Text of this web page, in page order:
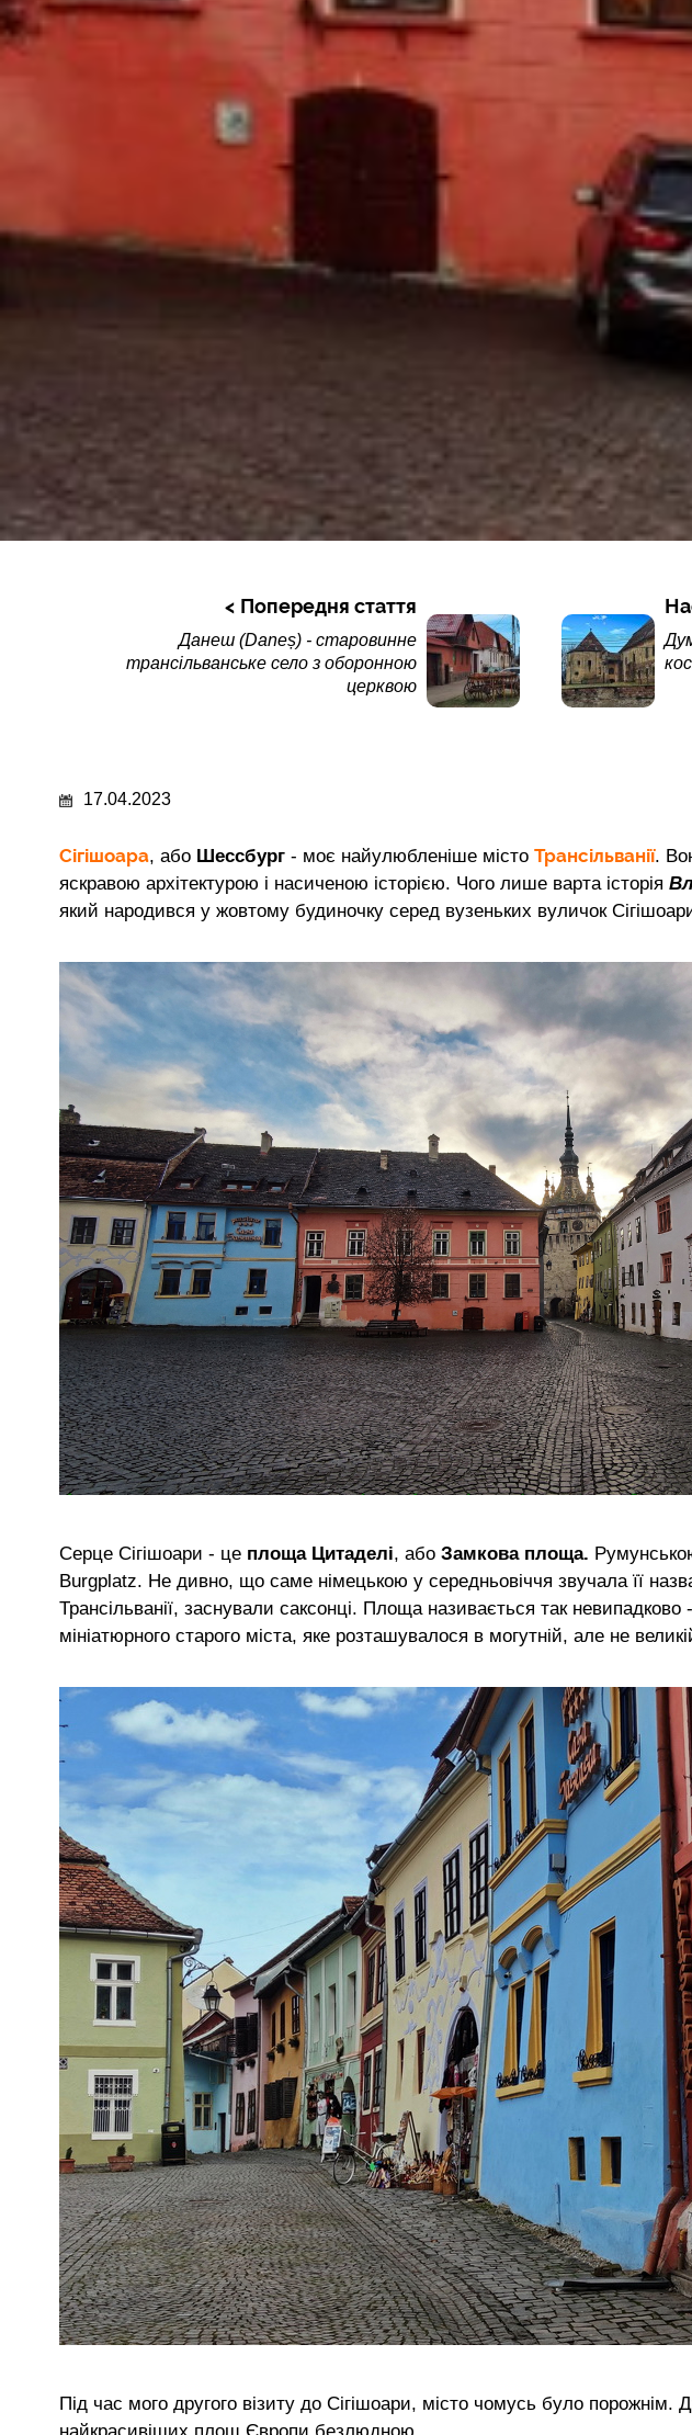
Попередня стаття
Данеш (Daneș) - старовинне
трансільванське село з оборонною
церквою
17.04.2023
Сігішоара, або Шессбург - моє найулюбленіше місто Трансільванії.
яскравою архітектурою і насиченою історією. Чого лише варта історія
який народився у жовтому будиночку серед вузеньких вуличок
Серце Сігішоари - це площа Цитаделі, або Замкова площа.
Burgplatz. Не дивно, що саме німецькою у середньовіччя звучала її
Трансільванії, заснували саксонці. Площа називається так
мініатюрного старого міста, яке розташувалося в могутній, але не
Під час мого другого візиту до Сігішоари, місто чомусь було